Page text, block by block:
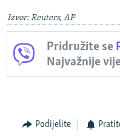
Izvor: Reuters, AP
Pridružite se
Najvažnije
Podijelite